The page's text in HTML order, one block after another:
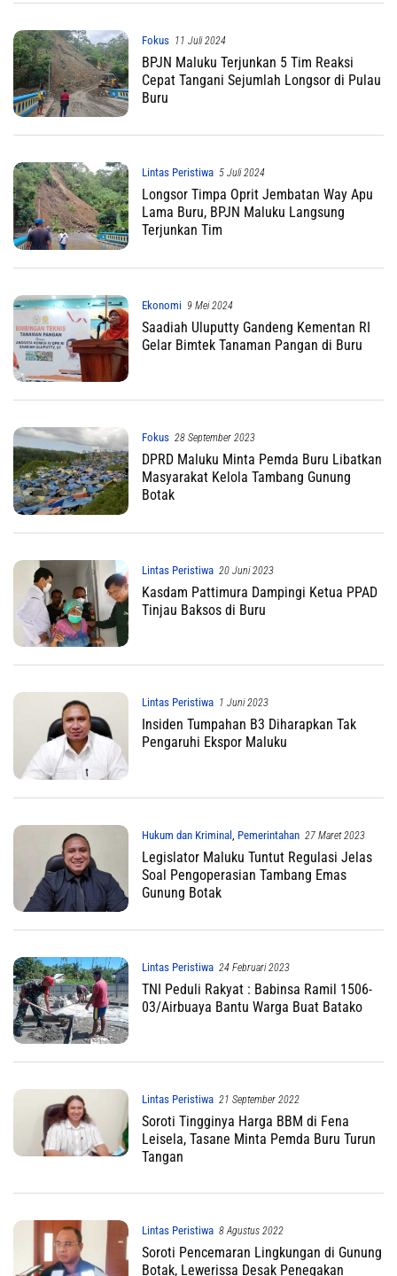
Fokus 11 Juli 2024
BPJN Maluku Terjunkan 5 Tim Reaksi
Cepat Tangani Sejumlah Longsor di Pulau
Buru
Lintas Peristiwa 5 Juli 2024
Longsor Timpa Oprit Jembatan Way Apu
Lama Buru, BPJN Maluku Langsung
Terjunkan Tim
Ekonomi 9 Mei 2024
Saadiah Uluputty Gandeng Kementan RI
Gelar Bimtek Tanaman Pangan di Buru
Fokus 28 September 2023
DPRD Maluku Minta Pemda Buru Libatkan
Masyarakat Kelola Tambang Gunung
Botak
Lintas Peristiwa 20 Juni 2023
Kasdam Pattimura Dampingi Ketua PPAD
Tinjau Baksos di Buru
Lintas Peristiwa 1 Juni 2023
Insiden Tumpahan B3 Diharapkan Tak
Pengaruhi Ekspor Maluku
Hukum dan Kriminal Pemerintahan 27 Maret 2023
Legislator Maluku Tuntut Regulasi Jelas
Soal Pengoperasian Tambang Emas
Gunung Botak
Lintas Peristiwa 24 Februari 2023
TNI Peduli Rakyat : Babinsa Ramil 1506-
03/Airbuaya Bantu Warga Buat Batako
Lintas Peristiwa 21 September 2022
Soroti Tingginya Harga BBM di Fena
Leisela, Tasane Minta Pemda Buru Turun
Tangan
Lintas Peristiwa 8 Agustus 2022
Soroti Pencemaran Lingkungan di Gunung
Botak, Lewerissa Desak Penegakan